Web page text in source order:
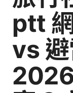
ptt
vs 避